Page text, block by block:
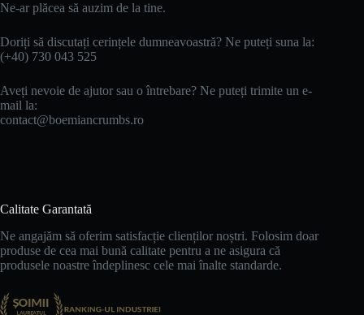
Ne-ar plăcea să auzim de la tine.
Doriți să discutați cerințele dumneavoastră? Ne puteți suna la:
(+40) 730 043 525
Aveți nevoie de ajutor sau o întrebare? Ne puteți trimite un e-
mail la:
contact@boemiancrumbs.ro
Calitate Garantată
Ne angajăm să oferim satisfacție clienților noștri. Folosim doar
produse de cea mai bună calitate pentru a ne asigura că
produsele noastre îndeplinesc cele mai înalte standarde.